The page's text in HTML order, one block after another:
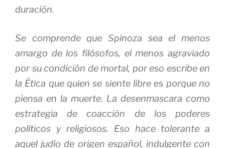
duración.
Se comprende que Spinoza sea el menos
amargo de los filósofos, el menos agraviado
por su condición de mortal, por eso escribe en
la Ética que quien se siente libre es porque no
piensa en la muerte. La desenmascara como
estrategia de coacción de los poderes
políticos y religiosos. Eso hace tolerante a
aquel judío de origen español, indulgente con